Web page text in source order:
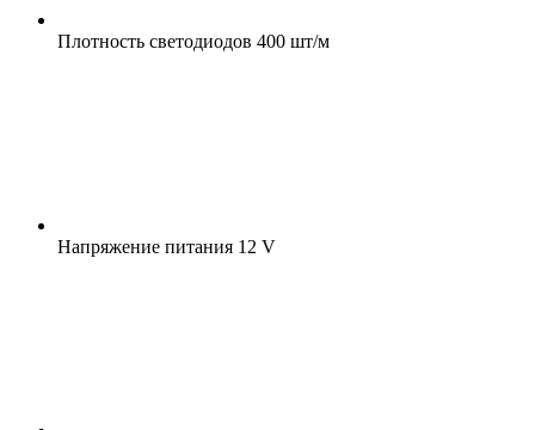
Плотность светодиодов 400 шт/м
Напряжение питания 12 V